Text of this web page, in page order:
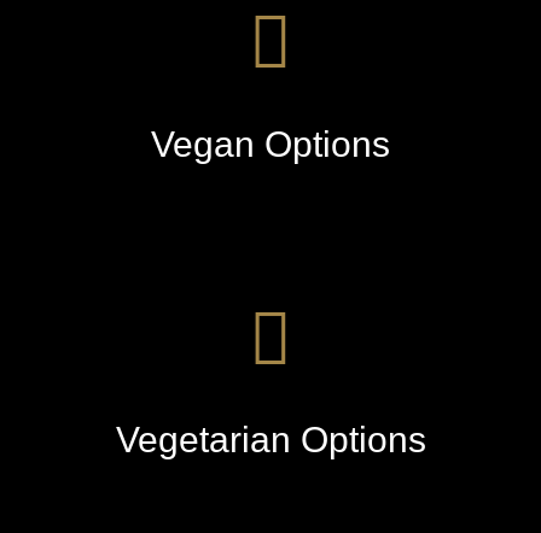
Vegan Options
Vegetarian Options